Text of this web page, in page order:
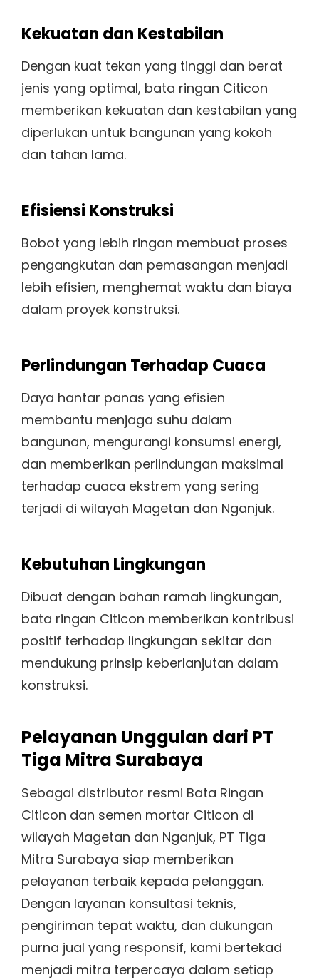
Kekuatan dan Kestabilan
Dengan kuat tekan yang tinggi dan berat
jenis yang optimal, bata ringan Citicon
memberikan kekuatan dan kestabilan yang
diperlukan untuk bangunan yang kokoh
dan tahan lama.
Efisiensi Konstruksi
Bobot yang lebih ringan membuat proses
pengangkutan dan pemasangan menjadi
lebih efisien, menghemat waktu dan biaya
dalam proyek konstruksi.
Perlindungan Terhadap Cuaca
Daya hantar panas yang efisien
membantu menjaga suhu dalam
bangunan, mengurangi konsumsi energi,
dan memberikan perlindungan maksimal
terhadap cuaca ekstrem yang sering
terjadi di wilayah Magetan dan Nganjuk.
Kebutuhan Lingkungan
Dibuat dengan bahan ramah lingkungan,
bata ringan Citicon memberikan kontribusi
positif terhadap lingkungan sekitar dan
mendukung prinsip keberlanjutan dalam
konstruksi.
Pelayanan Unggulan dari PT
Tiga Mitra Surabaya
Sebagai distributor resmi Bata Ringan
Citicon dan semen mortar Citicon di
wilayah Magetan dan Nganjuk, PT Tiga
Mitra Surabaya siap memberikan
pelayanan terbaik kepada pelanggan.
Dengan layanan konsultasi teknis,
pengiriman tepat waktu, dan dukungan
purna jual yang responsif, kami bertekad
menjadi mitra terpercaya dalam setiap